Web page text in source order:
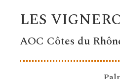
LES
AOC Côtes du